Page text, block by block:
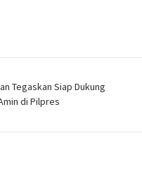
Tegaskan Siap Dukung
di Pilpres